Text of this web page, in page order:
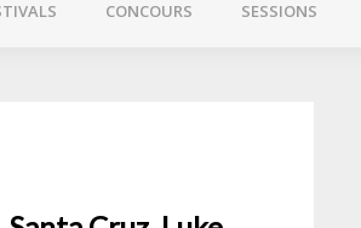
CONCOURS SESSIONS